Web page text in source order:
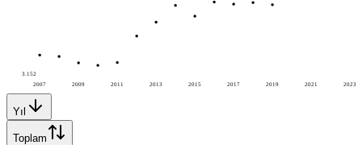
2007 2009 2011 2013 2015 2017 2019 2021 2023
3.152
Yıl
Toplam